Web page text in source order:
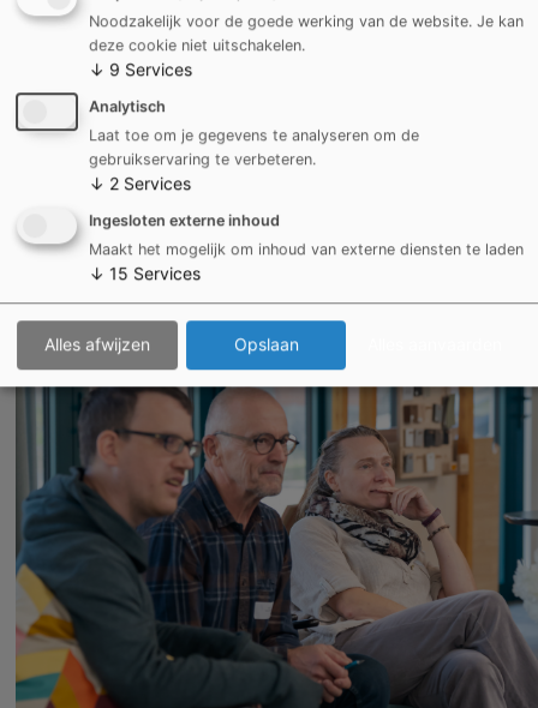
Momenty
Noodzakelijk voor de goede werking van de website. Je kan
deze cookie niet uitschakelen.
↓ 9 Services
Analytisch
Laat toe om je gegevens te analyseren om de
gebruikservaring te verbeteren.
↓ 2 Services
Ingesloten externe inhoud
Maakt het mogelijk om inhoud van externe diensten te laden
↓ 15 Services
Alles afwijzen Opslaan